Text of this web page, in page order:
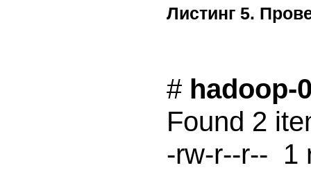
Листинг 5.
# hadoop-
Found 2
-rw-r--r--  1